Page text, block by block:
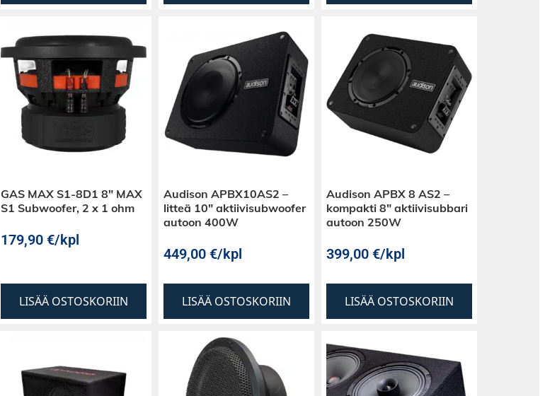
GAS MAX S1-8D1 8″ MAX
S1 Subwoofer, 2 x 1 ohm
179,90 €/kpl
LISÄÄ OSTOSKORIIN
Audison APBX10AS2 –
litteä 10″ aktiivisubwoofer
autoon 400W
449,00 €/kpl
LISÄÄ OSTOSKORIIN
Audison APBX 8 AS2 –
kompakti 8″ aktiivisubbari
autoon 250W
399,00 €/kpl
LISÄÄ OSTOSKORIIN